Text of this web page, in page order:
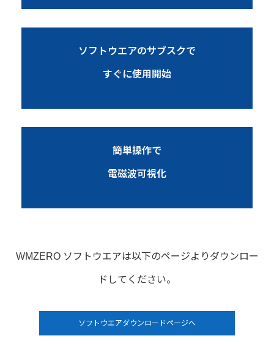
ソフトウエアのサブスクで
すぐに使用開始
簡単操作で
電磁波可視化
WMZERO ソフトウエアは以下のページよりダウンロー
ドしてください。
ソフトウエアダウンロードページへ